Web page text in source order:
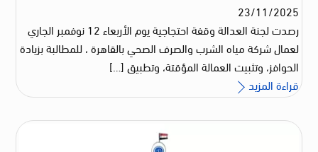
23/11/2025
رصدت لجنة العدالة وقفة احتجاجية يوم الأربعاء 12 نوفمبر الجاري
لعمال شركة مياه الشرب والصرف الصحي بالقاهرة ، للمطالبة بزيادة
الحوافز، وتثبيت العمالة المؤقتة، وتطبيق […]
قراءة المزيد